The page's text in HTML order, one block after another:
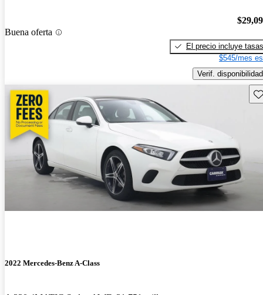
Buena oferta
El precio incluye tasas
$545/mes
Verif. disponibilidad
2022 Mercedes-Benz A-Class